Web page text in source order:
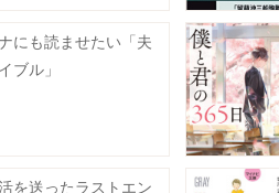
にも読ませたい「夫
ブル」
を送ったラストエン